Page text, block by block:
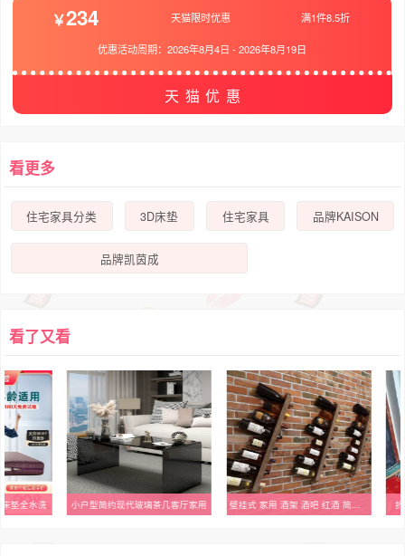
234 天猫限时优惠 满1件8.5折
优惠活动周期：2026年8月4日 -2026年8月19日
天猫优惠
看更多
住宅家具分类 3D床垫 住宅家具 品牌KAISON
品牌凯茵成
看了又看
垫全水洗 小户型简约现代玻璃茶几客厅家用 壁挂式 家用 酒架 酒吧 红酒 简约创意 葡萄酒架 红酒瓶挂墙啤酒